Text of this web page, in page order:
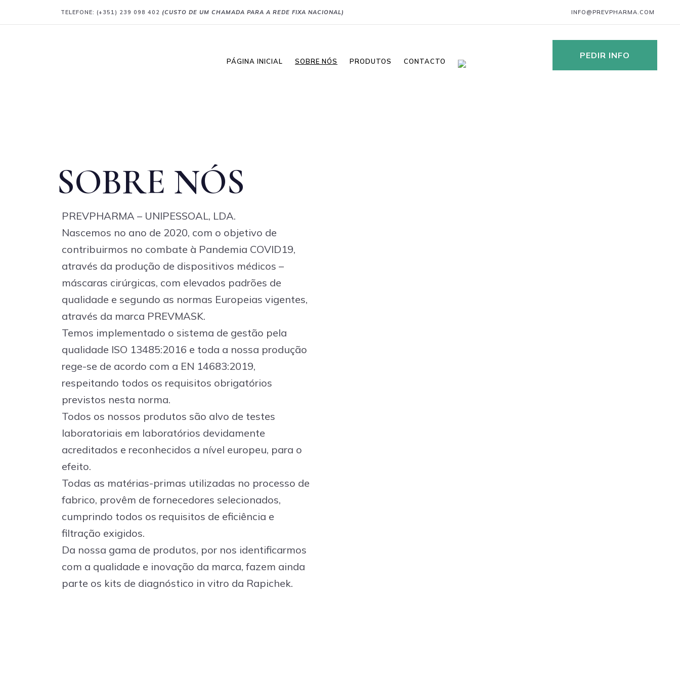
TELEFONE: (+351) 239 098 402 (CUSTO DE UM CHAMADA PARA A REDE FIXA NACIONAL) INFO@PREVPHARMA.COM
PEDIR INFO
PÁGINA INICIAL SOBRE NÓS PRODUTOS CONTACTO
SOBRE NÓS
PREVPHARMA – UNIPESSOAL, LDA.
Nascemos no ano de 2020, com o objetivo de
contribuirmos no combate à Pandemia COVID19,
através da produção de dispositivos médicos –
máscaras cirúrgicas, com elevados padrões de
qualidade e segundo as normas Europeias vigentes,
através da marca PREVMASK.
Temos implementado o sistema de gestão pela
qualidade ISO 13485:2016 e toda a nossa produção
rege-se de acordo com a EN 14683:2019,
respeitando todos os requisitos obrigatórios
previstos nesta norma.
Todos os nossos produtos são alvo de testes
laboratoriais em laboratórios devidamente
acreditados e reconhecidos a nível europeu, para o
efeito.
Todas as matérias-primas utilizadas no processo de
fabrico, provêm de fornecedores selecionados,
cumprindo todos os requisitos de eficiência e
filtração exigidos.
Da nossa gama de produtos, por nos identificarmos
com a qualidade e inovação da marca, fazem ainda
parte os kits de diagnóstico in vitro da Rapichek.